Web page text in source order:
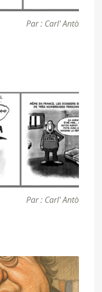
Par : Carl' Antò
Par : Carl' Antò